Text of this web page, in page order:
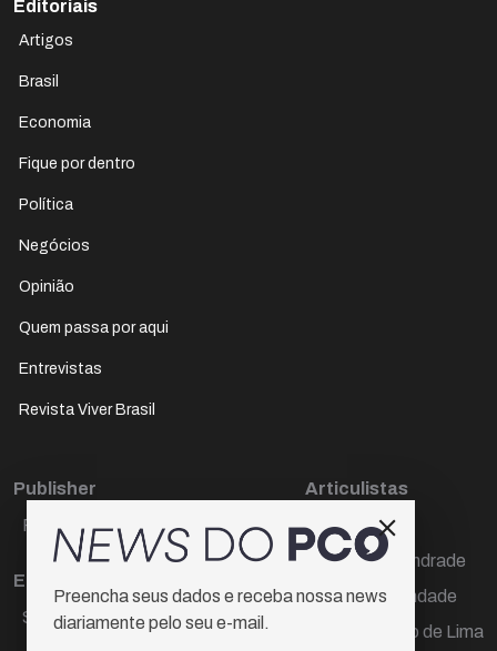
Editoriais
Artigos
Brasil
Economia
Fique por dentro
Política
Negócios
Opinião
Quem passa por aqui
Entrevistas
Revista Viver Brasil
Publisher
Paulo Cesar de Oliveira
Editora Chefe
Sueli Cotta
Articulistas
Décio Freire
Dr Marcos Andrade
Hamilton Trindade
Igor Carvalho de Lima
Preencha seus dados e receba nossa news
diariamente pelo seu e-mail.